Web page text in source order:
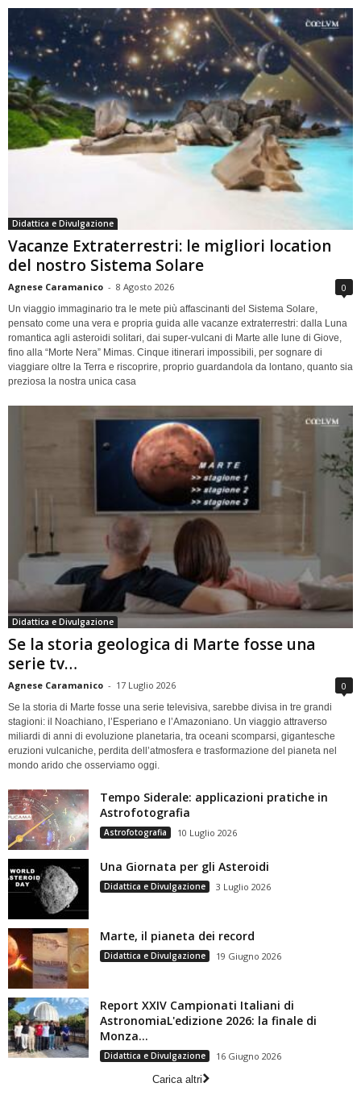
Didattica e Divulgazione
Vacanze Extraterrestri: le migliori location
del nostro Sistema Solare
Agnese Caramanico - 8 Agosto 2026 0
Un viaggio immaginario tra le mete più affascinanti del Sistema Solare,
pensato come una vera e propria guida alle vacanze extraterrestri: dalla Luna
romantica agli asteroidi solitari, dai super-vulcani di Marte alle lune di Giove,
fino alla “Morte Nera” Mimas. Cinque itinerari impossibili, per sognare di
viaggiare oltre la Terra e riscoprire, proprio guardandola da lontano, quanto sia
preziosa la nostra unica casa
Didattica e Divulgazione
Se la storia geologica di Marte fosse una
serie tv…
Agnese Caramanico - 17 Luglio 2026 0
Se la storia di Marte fosse una serie televisiva, sarebbe divisa in tre grandi
stagioni: il Noachiano, l’Esperiano e l’Amazoniano. Un viaggio attraverso
miliardi di anni di evoluzione planetaria, tra oceani scomparsi, gigantesche
eruzioni vulcaniche, perdita dell’atmosfera e trasformazione del pianeta nel
mondo arido che osserviamo oggi.
Tempo Siderale: applicazioni pratiche in
Astrofotografia
Astrofotografia 10 Luglio 2026
Una Giornata per gli Asteroidi
Didattica e Divulgazione 3 Luglio 2026
Marte, il pianeta dei record
Didattica e Divulgazione 19 Giugno 2026
Report XXIV Campionati Italiani di
AstronomiaL'edizione 2026: la finale di
Monza...
Didattica e Divulgazione
16 Giugno 2026
Carica altri